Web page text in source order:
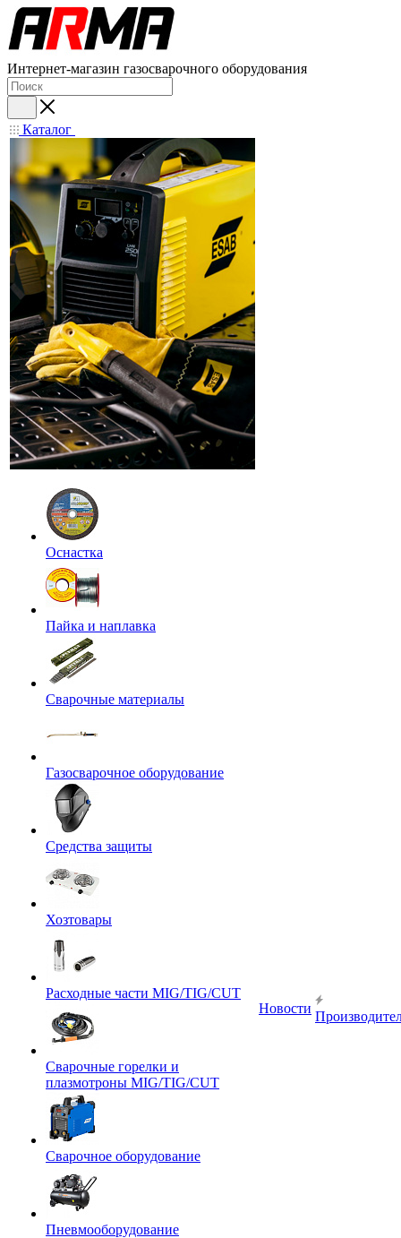
Интернет-магазин газосварочного оборудования
Каталог
Оснастка
Пайка и наплавка
Сварочные материалы
Газосварочное оборудование
Средства защиты
Хозтовары
Расходные части MIG/TIG/CUT
Сварочные горелки и
плазмотроны MIG/TIG/CUT
Сварочное оборудование
Пневмооборудование
Новости